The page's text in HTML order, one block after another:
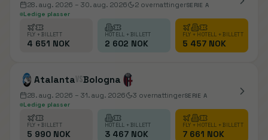
28. aug. 2026 – 30. aug. 2026 2 overnattingerSERIE A
Ledige plasser
FLY + BILLETT
4 651 NOK
HOTELL + BILLETT
2 602 NOK
FLY + HOTELL + BILLETT
5 457 NOK
AtalantavsBologna
28. aug. 2026 – 31. aug. 2026 3 overnattingerSERIE A
Ledige plasser
FLY + BILLETT
5 990 NOK
HOTELL + BILLETT
3 467 NOK
FLY + HOTELL + BILLETT
7 661 NOK